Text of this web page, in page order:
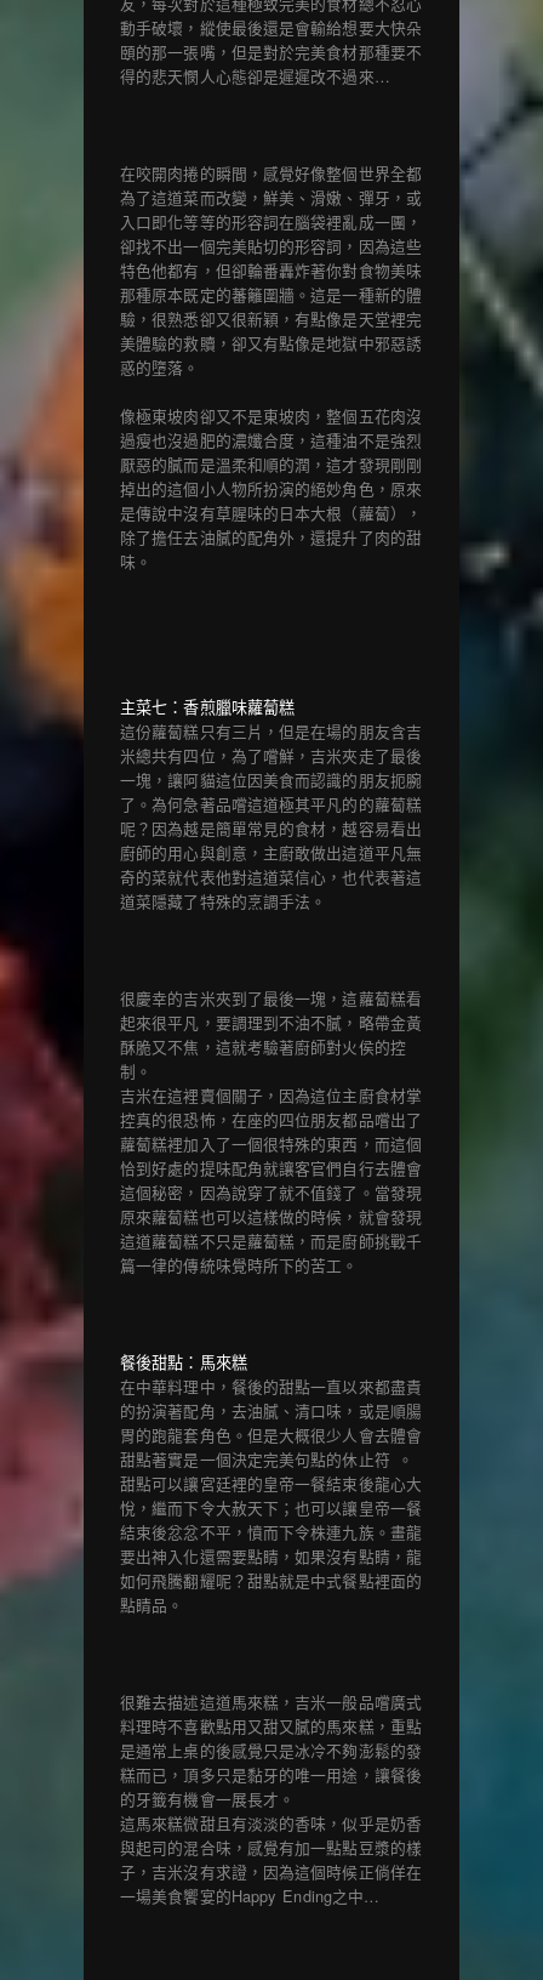
動手破壞，縱使最後還是會輸給想要大快朵
頤的那一張嘴，但是對於完美食材那種要不
得的悲天憫人心態卻是遲遲改不過來…
在咬開肉捲的瞬間，感覺好像整個世界全都
為了這道菜而改變，鮮美、滑嫩、彈牙，或
入口即化等等的形容詞在腦袋裡亂成一團，
卻找不出一個完美貼切的形容詞，因為這些
特色他都有，但卻輪番轟炸著你對食物美味
那種原本既定的蕃籬圍牆。這是一種新的體
驗，很熟悉卻又很新穎，有點像是天堂裡完
美體驗的救贖，卻又有點像是地獄中邪惡誘
惑的墮落。
像極東坡肉卻又不是東坡肉，整個五花肉沒
過瘦也沒過肥的濃孅合度，這種油不是強烈
厭惡的膩而是溫柔和順的潤，這才發現剛剛
掉出的這個小人物所扮演的絕妙角色，原來
是傳說中沒有草腥味的日本大根（蘿蔔），
除了擔任去油膩的配角外，還提升了肉的甜
味。
主菜七：香煎臘味蘿蔔糕
這份蘿蔔糕只有三片，但是在場的朋友含吉
米總共有四位，為了嚐鮮，吉米夾走了最後
一塊，讓阿貓這位因美食而認識的朋友扼腕
了。為何急著品嚐這道極其平凡的的蘿蔔糕
呢？因為越是簡單常見的食材，越容易看出
廚師的用心與創意，主廚敢做出這道平凡無
奇的菜就代表他對這道菜信心，也代表著這
道菜隱藏了特殊的烹調手法。
很慶幸的吉米夾到了最後一塊，這蘿蔔糕看
起來很平凡，要調理到不油不膩，略帶金黃
酥脆又不焦，這就考驗著廚師對火侯的控
制。
吉米在這裡賣個關子，因為這位主廚食材掌
控真的很恐怖，在座的四位朋友都品嚐出了
蘿蔔糕裡加入了一個很特殊的東西，而這個
恰到好處的提味配角就讓客官們自行去體會
這個秘密，因為說穿了就不值錢了。當發現
原來蘿蔔糕也可以這樣做的時候，就會發現
這道蘿蔔糕不只是蘿蔔糕，而是廚師挑戰千
篇一律的傳統味覺時所下的苦工。
餐後甜點：馬來糕
在中華料理中，餐後的甜點一直以來都盡責
的扮演著配角，去油膩、清口味，或是順腸
胃的跑龍套角色。但是大概很少人會去體會
甜點著實是一個決定完美句點的休止符 。
甜點可以讓宮廷裡的皇帝一餐結束後龍心大
悅，繼而下令大赦天下；也可以讓皇帝一餐
結束後忿忿不平，憤而下令株連九族。畫龍
要出神入化還需要點睛，如果沒有點睛，龍
如何飛騰翻耀呢？甜點就是中式餐點裡面的
點睛品。
很難去描述這道馬來糕，吉米一般品嚐廣式
料理時不喜歡點用又甜又膩的馬來糕，重點
是通常上桌的後感覺只是冰冷不夠澎鬆的發
糕而已，頂多只是黏牙的唯一用途，讓餐後
的牙籤有機會一展長才。
這馬來糕微甜且有淡淡的香味，似乎是奶香
與起司的混合味，感覺有加一點點豆漿的樣
子，吉米沒有求證，因為這個時候正倘佯在
一場美食饗宴的Happy Ending之中…